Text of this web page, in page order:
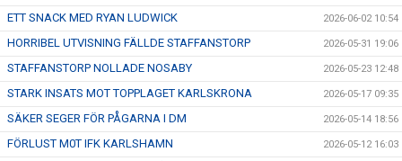
ETT SNACK MED RYAN LUDWICK 2026-06-02 10:54
HORRIBEL UTVISNING FÄLLDE STAFFANSTORP 2026-05-31 19:06
STAFFANSTORP NOLLADE NOSABY 2026-05-23 12:48
STARK INSATS MOT TOPPLAGET KARLSKRONA 2026-05-17 09:35
SÄKER SEGER FÖR PÅGARNA I DM 2026-05-14 18:56
FÖRLUST M0T IFK KARLSHAMN 2026-05-12 16:03